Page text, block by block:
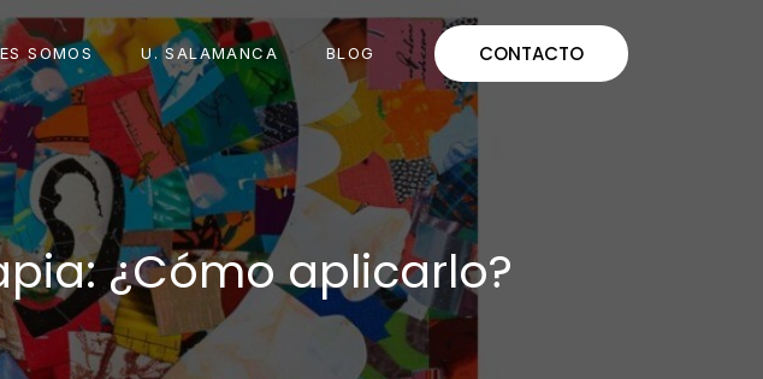
SOMOS U. SALAMANCA BLOG CONTACTO
¿Cómo aplicarlo?